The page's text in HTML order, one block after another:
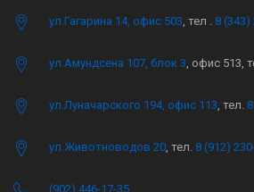
ул.Гагарина 14, офис 503 , тел . 8 (343)
ул.Амундсена 107, блок 3 , офис 513,
ул.Луначарского 194, офис 113 , тел.
ул.Животноводов 20 , тел. 8 (912)
(902) 446-17-35